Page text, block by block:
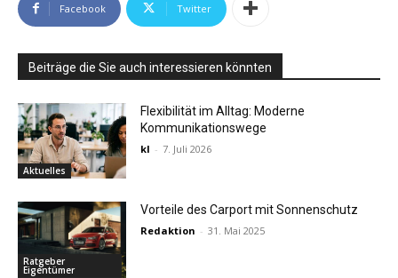
Facebook Twitter
Beiträge die Sie auch interessieren könnten
Aktuelles
Flexibilität im Alltag: Moderne
Kommunikationswege
kl - 7. Juli 2026
Ratgeber
Eigentümer
Vorteile des Carport mit Sonnenschutz
Redaktion - 31. Mai 2025